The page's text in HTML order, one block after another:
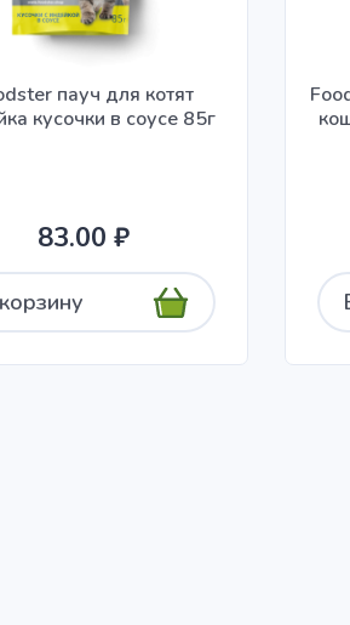
пауч для котят
кусочки в соусе 85г
83.00 ₽